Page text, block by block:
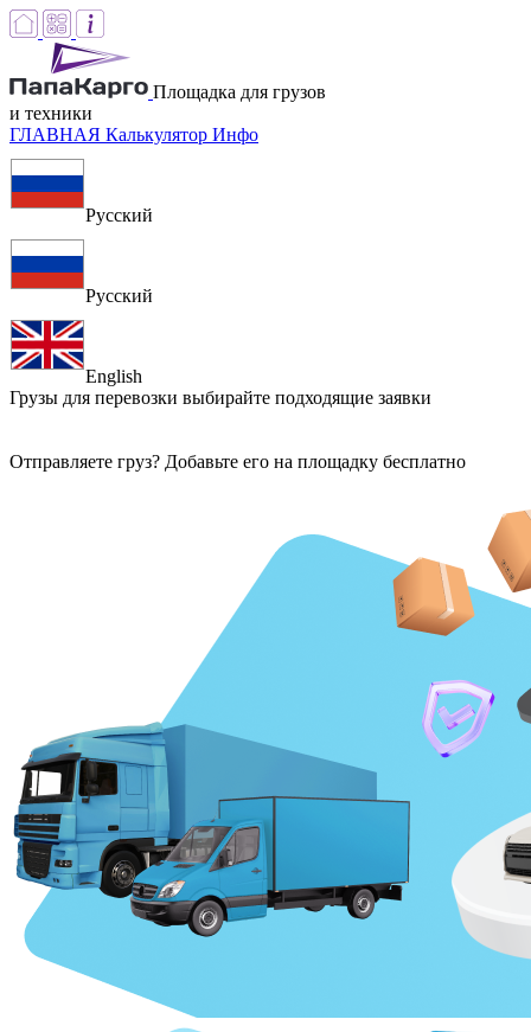
Площадка для грузов
и техники
ГЛАВНАЯ Калькулятор Инфо
Русский
Русский
English
Грузы для перевозки выбирайте подходящие заявки
Отправляете груз? Добавьте его на площадку бесплатно